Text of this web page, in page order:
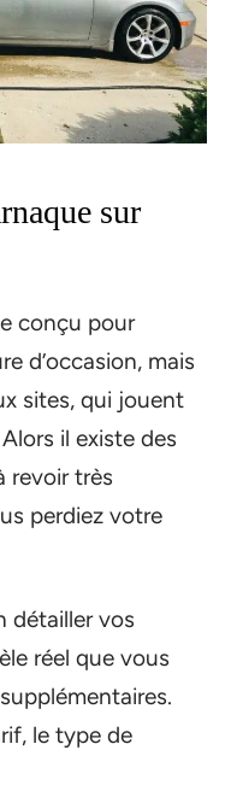
sur
conçu pour
d’occasion, mais
sites, qui jouent
il existe des
revoir très
perdiez votre
détailler vos
réel que vous
le type de